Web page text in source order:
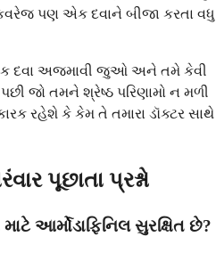
પણ એક દવાને બીજા કરતા વધુ
દવા અજમાવી જુઓ અને તમે કેવી
જો તમને શ્રેષ્ઠ પરિણામો ન મળી
રહેશે કે કેમ તે તમારા ડૉક્ટર સાથે
પૂછાતા પ્રશ્નો
આર્મોડાફિનિલ સુરક્ષિત છે?